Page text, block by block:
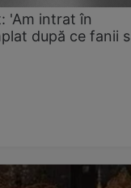
'Am intrat în
după ce fanii